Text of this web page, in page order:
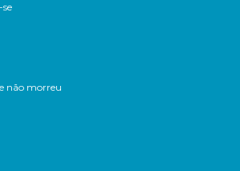
não morreu